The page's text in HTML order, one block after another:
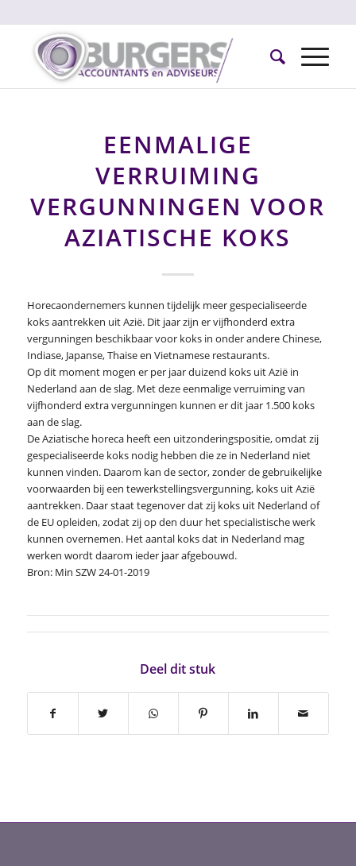
EENMALIGE
VERRUIMING
VERGUNNINGEN VOOR
AZIATISCHE KOKS
Horecaondernemers kunnen tijdelijk meer gespecialiseerde
koks aantrekken uit Azië. Dit jaar zijn er vijfhonderd extra
vergunningen beschikbaar voor koks in onder andere Chinese,
Indiase, Japanse, Thaise en Vietnamese restaurants.
Op dit moment mogen er per jaar duizend koks uit Azië in
Nederland aan de slag. Met deze eenmalige verruiming van
vijfhonderd extra vergunningen kunnen er dit jaar 1.500 koks
aan de slag.
De Aziatische horeca heeft een uitzonderingspositie, omdat zij
gespecialiseerde koks nodig hebben die ze in Nederland niet
kunnen vinden. Daarom kan de sector, zonder de gebruikelijke
voorwaarden bij een tewerkstellingsvergunning, koks uit Azië
aantrekken. Daar staat tegenover dat zij koks uit Nederland of
de EU opleiden, zodat zij op den duur het specialistische werk
kunnen overnemen. Het aantal koks dat in Nederland mag
werken wordt daarom ieder jaar afgebouwd.
Bron: Min SZW 24-01-2019
Deel dit stuk